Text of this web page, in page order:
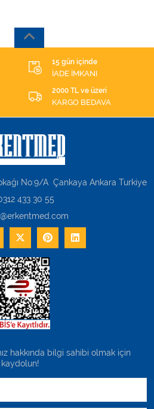
15 gün içinde
İADE İMKANI
2000 TL ve üzeri
KARGO BEDAVA
No:9/A Çankaya Ankara Turkiye
433 30 55
hakkında bilgi sahibi olmak için
kaydolun!